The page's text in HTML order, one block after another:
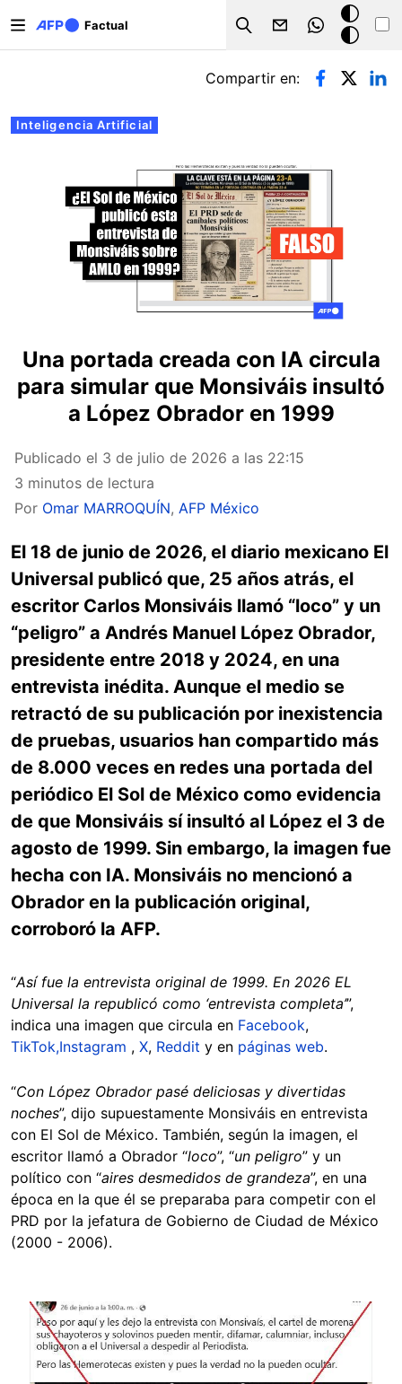
Factual
Search
Modo
oscuro
Solapas principales
Inteligencia Artificial
Compartir en:
Una portada creada con IA circula
para simular que Monsiváis insultó
a López Obrador en 1999
Publicado el 3 de julio de 2026 a las 22:15
3 minutos de lectura
Por Omar MARROQUÍN, AFP México
El 18 de junio de 2026, el diario mexicano El
Universal publicó que, 25 años atrás, el
escritor Carlos Monsiváis llamó “loco” y un
“peligro” a Andrés Manuel López Obrador,
presidente entre 2018 y 2024, en una
entrevista inédita. Aunque el medio se
retractó de su publicación por inexistencia
de pruebas, usuarios han compartido más
de 8.000 veces en redes una portada del
periódico El Sol de México como evidencia
de que Monsiváis sí insultó al López el 3 de
agosto de 1999. Sin embargo, la imagen fue
hecha con IA. Monsiváis no mencionó a
Obrador en la publicación original,
corroboró la AFP.
“Así fue la entrevista original de 1999. En 2026 EL
Universal la republicó como ‘entrevista completa’”,
indica una imagen que circula en Facebook,
TikTok,Instagram , X, Reddit y en páginas web.
“Con López Obrador pasé deliciosas y divertidas
noches”, dijo supuestamente Monsiváis en entrevista
con El Sol de México. También, según la imagen, el
escritor llamó a Obrador “loco”, “un peligro” y un
político con “aires desmedidos de grandeza”, en una
época en la que él se preparaba para competir con el
PRD por la jefatura de Gobierno de Ciudad de México
(2000 - 2006).
Image